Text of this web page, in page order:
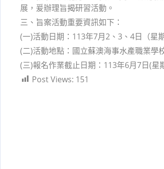
展，爰辦理旨揭研習活動。
三、旨案活動重要資訊如下：
(一)活動日期：113年7月2、3、4日（星
(二)活動地點：國立蘇澳海事水產職業學
(三)報名作業截止日期：113年6月7日(星
Post Views: 151